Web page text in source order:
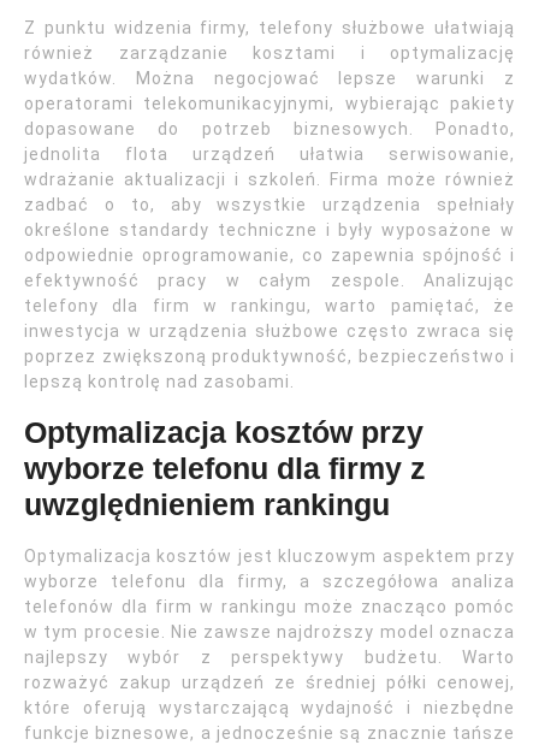
Z punktu widzenia firmy, telefony służbowe ułatwiają
również zarządzanie kosztami i optymalizację
wydatków. Można negocjować lepsze warunki z
operatorami telekomunikacyjnymi, wybierając pakiety
dopasowane do potrzeb biznesowych. Ponadto,
jednolita flota urządzeń ułatwia serwisowanie,
wdrażanie aktualizacji i szkoleń. Firma może również
zadbać o to, aby wszystkie urządzenia spełniały
określone standardy techniczne i były wyposażone w
odpowiednie oprogramowanie, co zapewnia spójność i
efektywność pracy w całym zespole. Analizując
telefony dla firm w rankingu, warto pamiętać, że
inwestycja w urządzenia służbowe często zwraca się
poprzez zwiększoną produktywność, bezpieczeństwo i
lepszą kontrolę nad zasobami.
Optymalizacja kosztów przy
wyborze telefonu dla firmy z
uwzględnieniem rankingu
Optymalizacja kosztów jest kluczowym aspektem przy
wyborze telefonu dla firmy, a szczegółowa analiza
telefonów dla firm w rankingu może znacząco pomóc
w tym procesie. Nie zawsze najdroższy model oznacza
najlepszy wybór z perspektywy budżetu. Warto
rozważyć zakup urządzeń ze średniej półki cenowej,
które oferują wystarczającą wydajność i niezbędne
funkcje biznesowe, a jednocześnie są znacznie tańsze